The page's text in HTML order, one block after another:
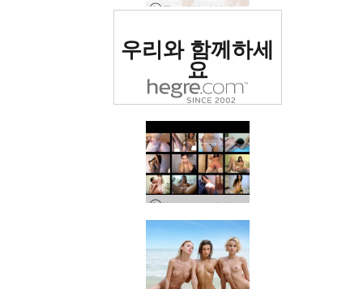
클로버와 나탈리아 블랙 비치 발리 촬영
로 평가됨
우리와 함께하세
요
Hegre.com 와일드 웹 캠 편집